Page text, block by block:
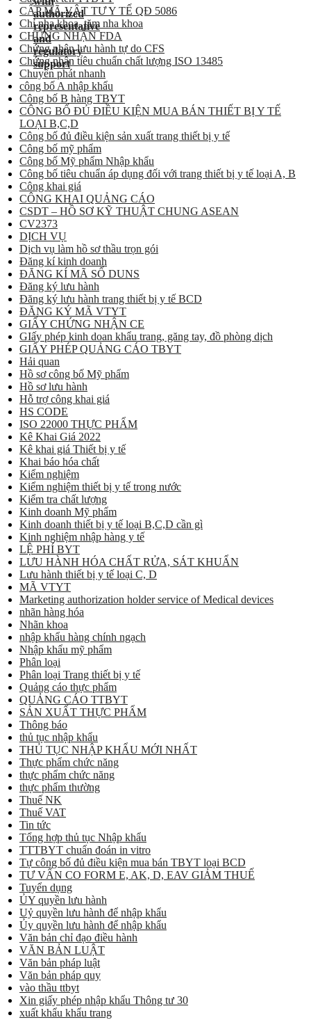
CẤP MÃ VẬT TƯ Y TẾ QĐ 5086
Chỉ nha khoa, tăm nha khoa
CHỨNG NHẬN FDA
Chứng nhận lưu hành tự do CFS
Chứng nhận tiêu chuẩn chất lượng ISO 13485
Chuyển phát nhanh
công bố A nhập khẩu
Công bố B hàng TBYT
CÔNG BỐ ĐỦ ĐIỀU KIỆN MUA BÁN THIẾT BỊ Y TẾ
LOẠI B,C,D
Công bố đủ điều kiện sản xuất trang thiết bị y tế
Công bố mỹ phẩm
Công bố Mỹ phẩm Nhập khẩu
Công bố tiêu chuẩn áp dụng đối với trang thiết bị y tế loại A, B
Công khai giá
CÔNG KHAI QUẢNG CÁO
CSDT – HỒ SƠ KỸ THUẬT CHUNG ASEAN
CV2373
DỊCH VỤ
Dịch vụ làm hồ sơ thầu trọn gói
Đăng kí kinh doanh
ĐĂNG KÍ MÃ SỐ DUNS
Đăng ký lưu hành
Đăng ký lưu hành trang thiết bị y tế BCD
ĐĂNG KÝ MÃ VTYT
GIẤY CHỨNG NHẬN CE
GIấy phép kinh doan khẩu trang, găng tay, đồ phòng dịch
GIẤY PHÉP QUẢNG CÁO TBYT
Hải quan
Hồ sơ công bố Mỹ phẩm
Hồ sơ lưu hành
Hỗ trợ công khai giá
HS CODE
ISO 22000 THỰC PHẨM
Kê Khai Giá 2022
Kê khai giá Thiết bị y tế
Khai báo hóa chất
Kiểm nghiệm
Kiểm nghiệm thiết bị y tế trong nước
Kiểm tra chất lượng
Kinh doanh Mỹ phẩm
Kinh doanh thiết bị y tế loại B,C,D cần gì
Kinh nghiệm nhập hàng y tế
LỆ PHÍ BYT
LƯU HÀNH HÓA CHẤT RỬA, SÁT KHUẨN
Lưu hành thiết bị y tế loại C, D
MÃ VTYT
Marketing authorization holder service of Medical devices
nhãn hàng hóa
Nhãn khoa
nhập khẩu hàng chính ngạch
Nhập khẩu mỹ phẩm
Phân loại
Phân loại Trang thiết bị y tế
Quảng cáo thực phẩm
QUẢNG CÁO TTBYT
SẢN XUẤT THỰC PHẨM
Thông báo
thủ tục nhập khẩu
THỦ TỤC NHẬP KHẨU MỚI NHẤT
Thực phẩm chức năng
thực phẩm chức năng
thực phẩm thường
Thuế NK
Thuế VAT
Tin tức
Tổng hợp thủ tục Nhập khẩu
TTTBYT chuẩn đoán in vitro
Tự công bố đủ điều kiện mua bán TBYT loại BCD
TƯ VẤN CO FORM E, AK, D, EAV GIẢM THUẾ
Tuyển dụng
ỦY quyền lưu hành
Uỷ quyền lưu hành để nhập khẩu
Ủy quyền lưu hành để nhập khẩu
Văn bản chỉ đạo điều hành
VĂN BẢN LUẬT
Văn bản pháp luật
Văn bản pháp quy
vào thầu ttbyt
Xin giấy phép nhập khẩu Thông tư 30
xuất khẩu khẩu trang